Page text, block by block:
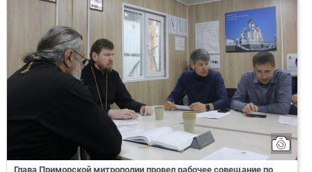
Глава Приморской митрополии провел рабочее совещание по